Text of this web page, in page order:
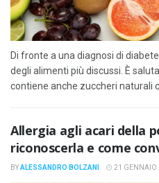
Di fronte a una diagnosi di
degli alimenti più discussi. È
contiene anche zuccheri naturali
Allergia agli acari della
riconoscerla e come
BYALESSANDRO BOLZANI 21 GENNAIO